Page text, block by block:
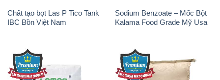
Chất tạo bọt Las P Tico Tank
IBC Bồn Việt Nam
Sodium Benzoate – Mốc Bột
Kalama Food Grade Mỹ Usa